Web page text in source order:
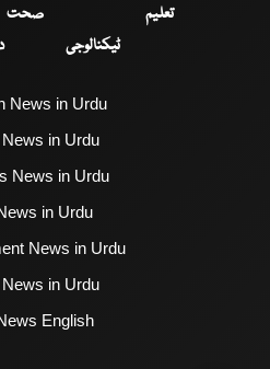
تعلیم
صحت
ٹیکنالوجی
News in Urdu
in Urdu
News in Urdu
in Urdu
News in Urdu
in Urdu
English